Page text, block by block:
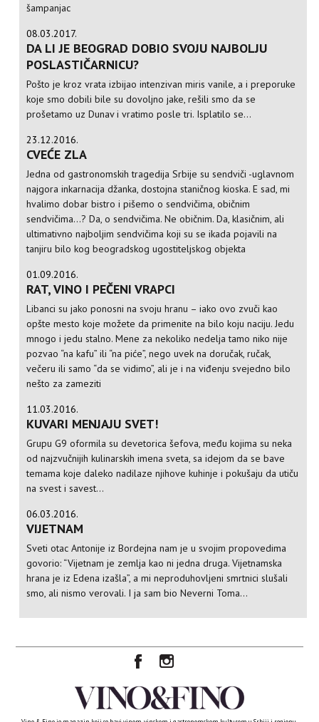
šampanjac
08.03.2017.
DA LI JE BEOGRAD DOBIO SVOJU NAJBOLJU
POSLASTIČARNICU?
Pošto je kroz vrata izbijao intenzivan miris vanile, a i preporuke
koje smo dobili bile su dovoljno jake, rešili smo da se
prošetamo uz Dunav i vratimo posle tri. Isplatilo se...
23.12.2016.
CVEĆE ZLA
Jedna od gastronomskih tragedija Srbije su sendviči -uglavnom
najgora inkarnacija džanka, dostojna staničnog kioska. E sad, mi
hvalimo dobar bistro i pišemo o sendvičima, običnim
sendvičima...? Da, o sendvičima. Ne običnim. Da, klasičnim, ali
ultimativno najboljim sendvičima koji su se ikada pojavili na
tanjiru bilo kog beogradskog ugostiteljskog objekta
01.09.2016.
RAT, VINO I PEČENI VRAPCI
Libanci su jako ponosni na svoju hranu – iako ovo zvuči kao
opšte mesto koje možete da primenite na bilo koju naciju. Jedu
mnogo i jedu stalno. Mene za nekoliko nedelja tamo niko nije
pozvao “na kafu” ili “na piće”, nego uvek na doručak, ručak,
večeru ili samo “da se vidimo”, ali je i na viđenju svejedno bilo
nešto za zameziti
11.03.2016.
KUVARI MENJAJU SVET!
Grupu G9 oformila su devetorica šefova, među kojima su neka
od najzvučnijih kulinarskih imena sveta, sa idejom da se bave
temama koje daleko nadilaze njihove kuhinje i pokušaju da utiču
na svest i savest...
06.03.2016.
VIJETNAM
Sveti otac Antonije iz Bordejna nam je u svojim propovedima
govorio: “Vijetnam je zemlja kao ni jedna druga. Vijetnamska
hrana je iz Edena izašla”, a mi neproduhovljeni smrtnici slušali
smo, ali nismo verovali. I ja sam bio Neverni Toma...